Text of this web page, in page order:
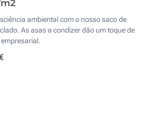
ambiental com o nosso saco de
As asas a condizer dão um toque de